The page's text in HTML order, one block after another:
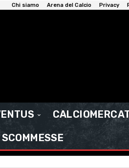
Chi siamo Arena del Calcio Privacy